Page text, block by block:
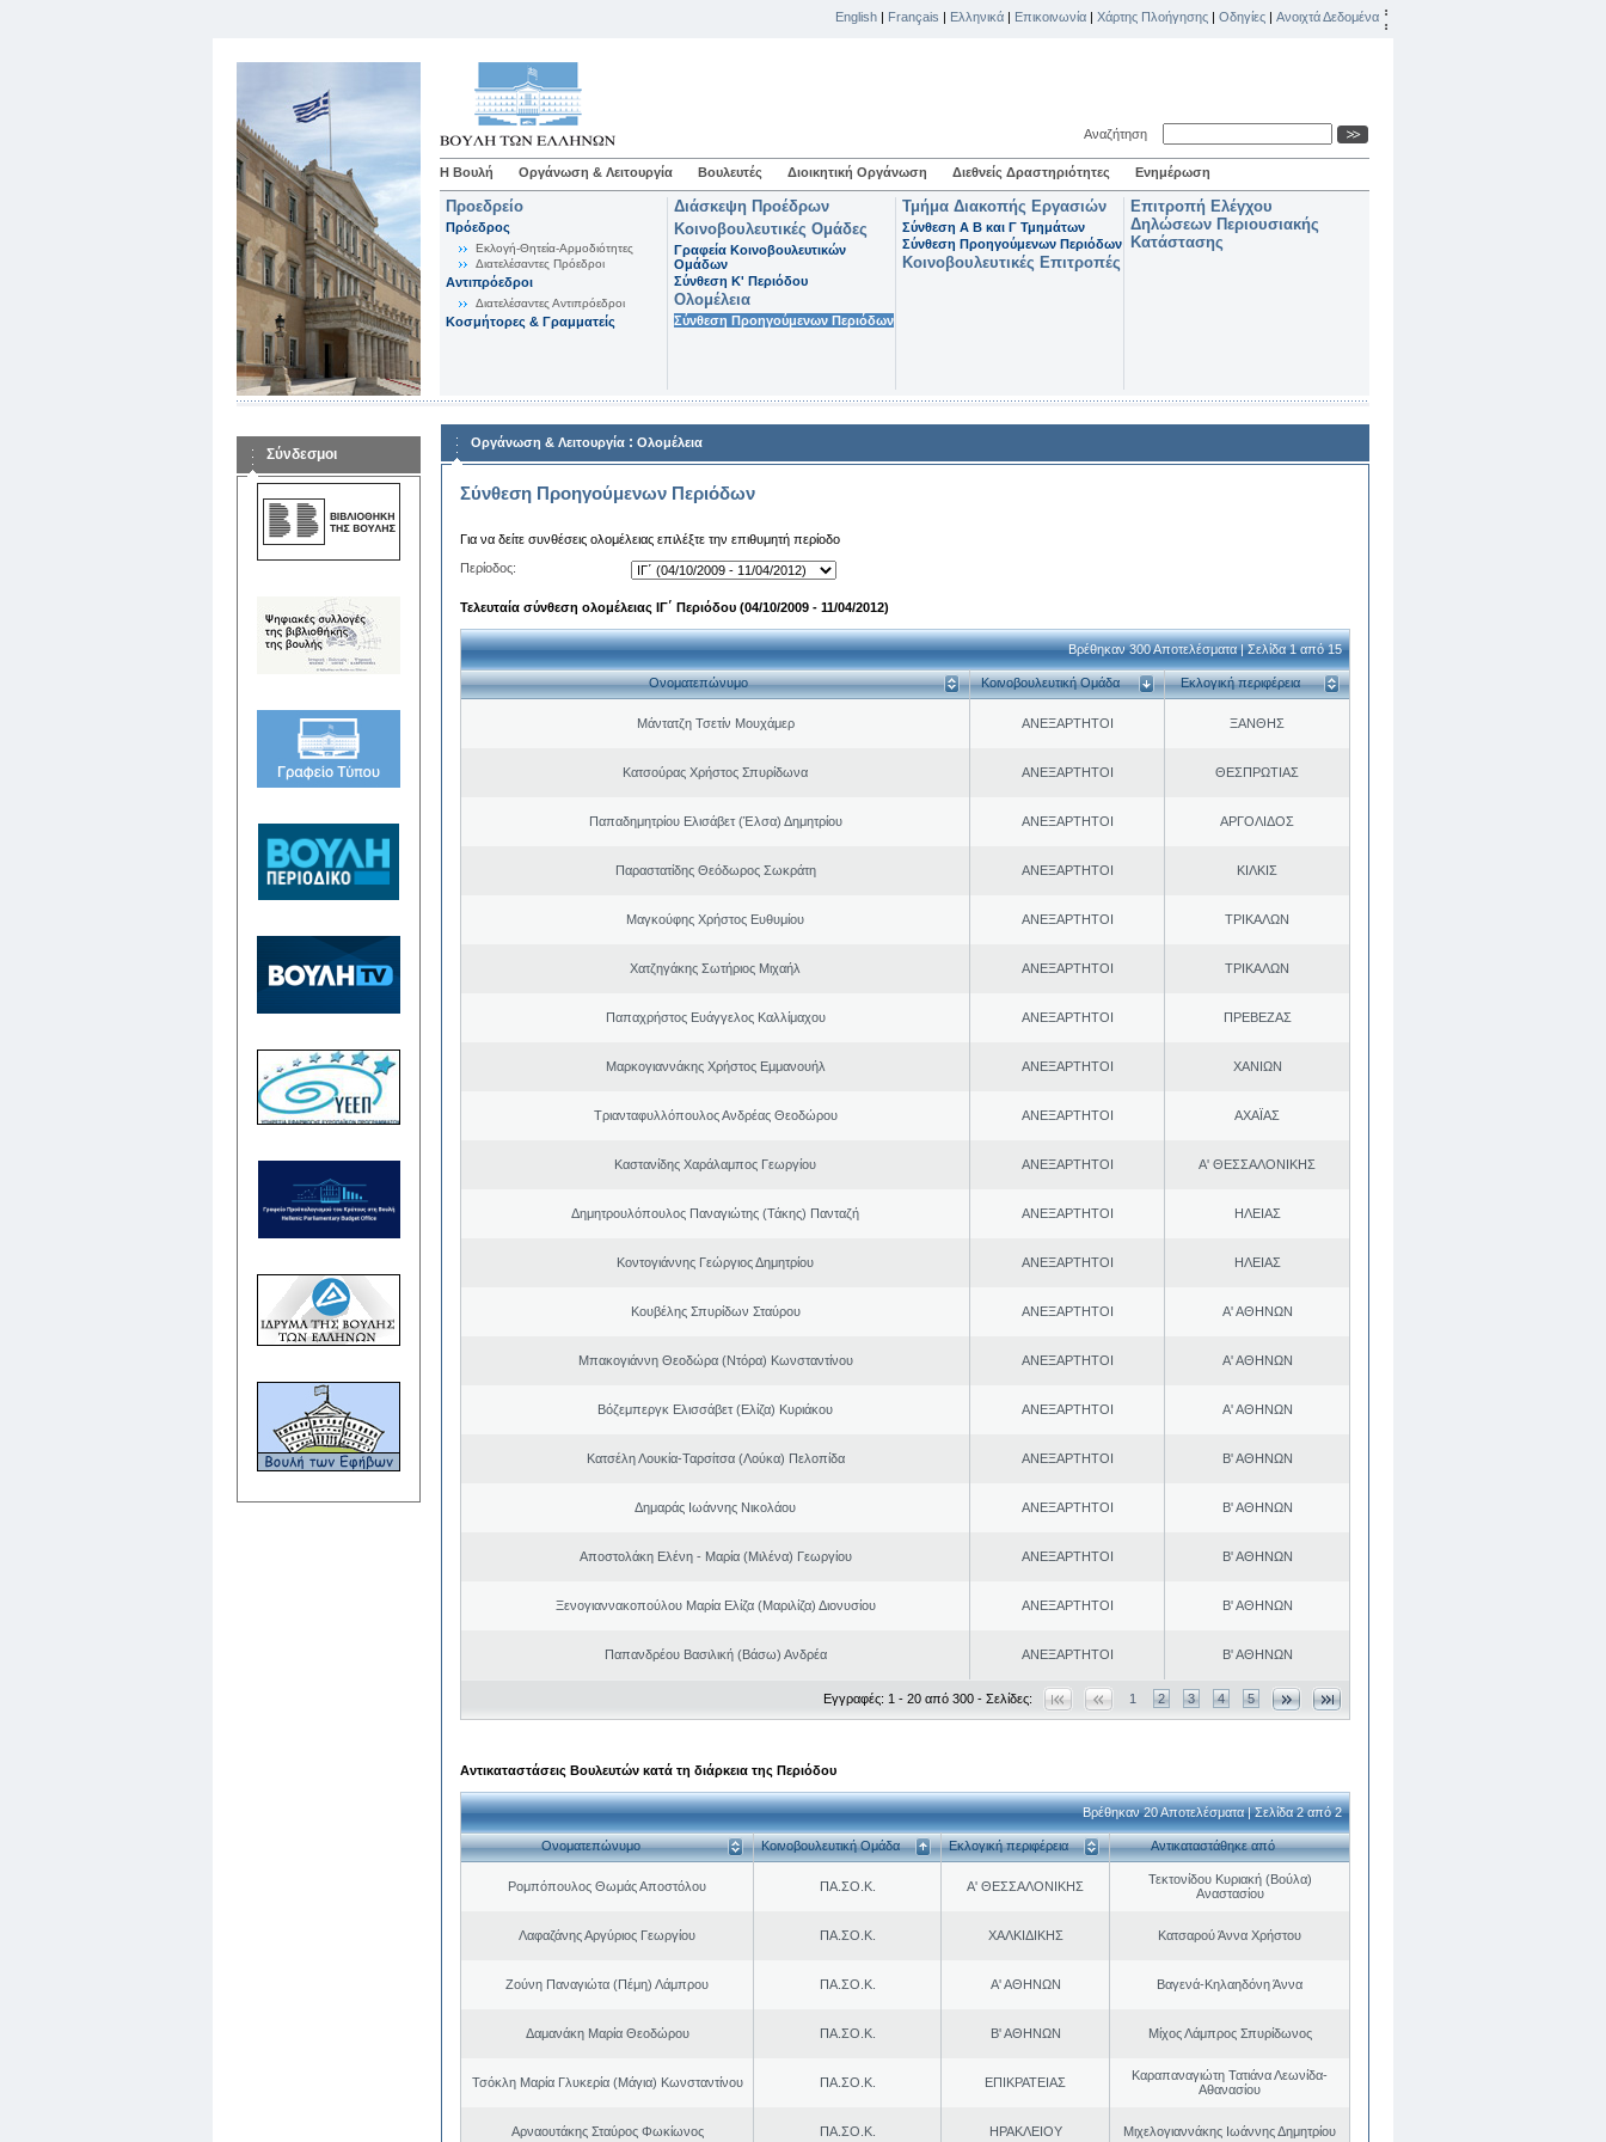
English | Français | Ελληνικά | Επικοινωνία | Χάρτης Πλοήγησης | Οδηγίες | Ανοιχτά Δεδομένα
Αναζήτηση
Η Βουλή Οργάνωση & Λειτουργία Βουλευτές Διοικητική Οργάνωση Διεθνείς Δραστηριότητες Ενημέρωση
Προεδρείο
Πρόεδρος
Εκλογή-Θητεία-Αρμοδιότητες
Διατελέσαντες Πρόεδροι
Αντιπρόεδροι
Διατελέσαντες Αντιπρόεδροι
Κοσμήτορες & Γραμματείς
Διάσκεψη Προέδρων
Κοινοβουλευτικές Ομάδες
Γραφεία Κοινοβουλευτικών
Ομάδων
Σύνθεση K' Περιόδου
Ολομέλεια
Σύνθεση Προηγούμενων Περιόδων
Τμήμα Διακοπής Εργασιών
Σύνθεση Α Β και Γ Τμημάτων
Σύνθεση Προηγούμενων Περιόδων
Κοινοβουλευτικές Επιτροπές
Επιτροπή Ελέγχου
Δηλώσεων Περιουσιακής
Κατάστασης
Σύνδεσμοι
Οργάνωση & Λειτουργία : Ολομέλεια
Σύνθεση Προηγούμενων Περιόδων
Για να δείτε συνθέσεις ολομέλειας επιλέξτε την επιθυμητή περίοδο
Περίοδος:
Τελευταία σύνθεση ολομέλειας ΙΓ΄ Περιόδου (04/10/2009 - 11/04/2012)
Βρέθηκαν 300 Αποτελέσματα | Σελίδα 1 από 15
Ονοματεπώνυμο Κοινοβουλευτική Ομάδα Εκλογική περιφέρεια
Μάντατζη Τσετίν Μουχάμερ ΑΝΕΞΑΡΤΗΤΟΙ ΞΑΝΘΗΣ
Κατσούρας Χρήστος Σπυρίδωνα ΑΝΕΞΑΡΤΗΤΟΙ ΘΕΣΠΡΩΤΙΑΣ
Παπαδημητρίου Ελισάβετ (Έλσα) Δημητρίου ΑΝΕΞΑΡΤΗΤΟΙ ΑΡΓΟΛΙΔΟΣ
Παραστατίδης Θεόδωρος Σωκράτη ΑΝΕΞΑΡΤΗΤΟΙ ΚΙΛΚΙΣ
Μαγκούφης Χρήστος Ευθυμίου ΑΝΕΞΑΡΤΗΤΟΙ ΤΡΙΚΑΛΩΝ
Χατζηγάκης Σωτήριος Μιχαήλ ΑΝΕΞΑΡΤΗΤΟΙ ΤΡΙΚΑΛΩΝ
Παπαχρήστος Ευάγγελος Καλλίμαχου ΑΝΕΞΑΡΤΗΤΟΙ ΠΡΕΒΕΖΑΣ
Μαρκογιαννάκης Χρήστος Εμμανουήλ ΑΝΕΞΑΡΤΗΤΟΙ ΧΑΝΙΩΝ
Τριανταφυλλόπουλος Ανδρέας Θεοδώρου ΑΝΕΞΑΡΤΗΤΟΙ ΑΧΑΪΑΣ
Καστανίδης Χαράλαμπος Γεωργίου ΑΝΕΞΑΡΤΗΤΟΙ Α' ΘΕΣΣΑΛΟΝΙΚΗΣ
Δημητρουλόπουλος Παναγιώτης (Τάκης) Πανταζή ΑΝΕΞΑΡΤΗΤΟΙ ΗΛΕΙΑΣ
Κοντογιάννης Γεώργιος Δημητρίου ΑΝΕΞΑΡΤΗΤΟΙ ΗΛΕΙΑΣ
Κουβέλης Σπυρίδων Σταύρου ΑΝΕΞΑΡΤΗΤΟΙ Α' ΑΘΗΝΩΝ
Μπακογιάννη Θεοδώρα (Ντόρα) Κωνσταντίνου ΑΝΕΞΑΡΤΗΤΟΙ Α' ΑΘΗΝΩΝ
Βόζεμπεργκ Ελισσάβετ (Ελίζα) Κυριάκου ΑΝΕΞΑΡΤΗΤΟΙ Α' ΑΘΗΝΩΝ
Κατσέλη Λουκία-Ταρσίτσα (Λούκα) Πελοπίδα ΑΝΕΞΑΡΤΗΤΟΙ Β' ΑΘΗΝΩΝ
Δημαράς Ιωάννης Νικολάου ΑΝΕΞΑΡΤΗΤΟΙ Β' ΑΘΗΝΩΝ
Αποστολάκη Ελένη - Μαρία (Μιλένα) Γεωργίου ΑΝΕΞΑΡΤΗΤΟΙ Β' ΑΘΗΝΩΝ
Ξενογιαννακοπούλου Μαρία Ελίζα (Μαριλίζα) Διονυσίου ΑΝΕΞΑΡΤΗΤΟΙ Β' ΑΘΗΝΩΝ
Παπανδρέου Βασιλική (Βάσω) Ανδρέα ΑΝΕΞΑΡΤΗΤΟΙ Β' ΑΘΗΝΩΝ
Εγγραφές: 1 - 20 από 300 - Σελίδες: 1 2 3 4 5
Αντικαταστάσεις Βουλευτών κατά τη διάρκεια της Περιόδου
Βρέθηκαν 20 Αποτελέσματα | Σελίδα 2 από 2
Ονοματεπώνυμο Κοινοβουλευτική Ομάδα Εκλογική περιφέρεια Αντικαταστάθηκε από
Ρομπόπουλος Θωμάς Αποστόλου ΠΑ.ΣΟ.Κ. Α' ΘΕΣΣΑΛΟΝΙΚΗΣ
Τεκτονίδου Κυριακή (Βούλα)
Αναστασίου
Λαφαζάνης Αργύριος Γεωργίου ΠΑ.ΣΟ.Κ. ΧΑΛΚΙΔΙΚΗΣ Κατσαρού Άννα Χρήστου
Ζούνη Παναγιώτα (Πέμη) Λάμπρου ΠΑ.ΣΟ.Κ. Α' ΑΘΗΝΩΝ Βαγενά-Κηλαηδόνη Άννα
Δαμανάκη Μαρία Θεοδώρου ΠΑ.ΣΟ.Κ. Β' ΑΘΗΝΩΝ Μίχος Λάμπρος Σπυρίδωνος
Τσόκλη Μαρία Γλυκερία (Μάγια) Κωνσταντίνου ΠΑ.ΣΟ.Κ. ΕΠΙΚΡΑΤΕΙΑΣ
Καραπαναγιώτη Τατιάνα Λεωνίδα-
Αθανασίου
Αρναουτάκης Σταύρος Φωκίωνος ΠΑ.ΣΟ.Κ. ΗΡΑΚΛΕΙΟΥ Μιχελογιαννάκης Ιωάννης Δημητρίου